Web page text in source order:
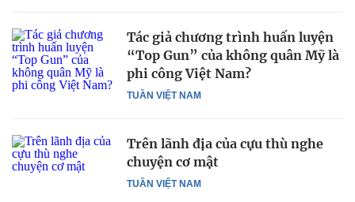
TUẦN VIỆT NAM
Tác giả chương trình huấn luyện
“Top Gun” của không quân Mỹ là
phi công Việt Nam?
TUẦN VIỆT NAM
Trên lãnh địa của cựu thù nghe
chuyện cơ mật